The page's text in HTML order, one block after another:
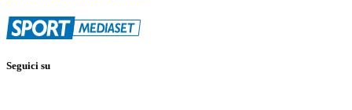
Seguici su